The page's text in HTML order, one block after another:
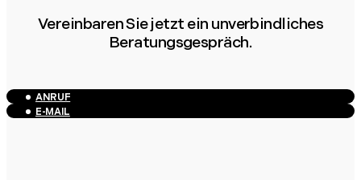
Vereinbaren Sie jetzt ein unverbindliches
Beratungsgespräch.
ANRUF
E-MAIL